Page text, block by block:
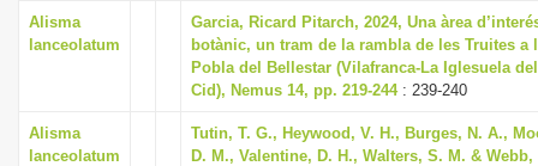
Alisma
lanceolatum
Garcia, Ricard Pitarch, 2024, Una àrea
botànic, un tram de la rambla de les Truites a
Pobla del Bellestar (Vilafranca-La Iglesuela del
Cid), Nemus 14, pp. 219-244: 239-240
Alisma
lanceolatum
Tutin, T. G., Heywood, V. H., Burges, N. A.,
D. M., Valentine, D. H., Walters, S. M. & Webb,